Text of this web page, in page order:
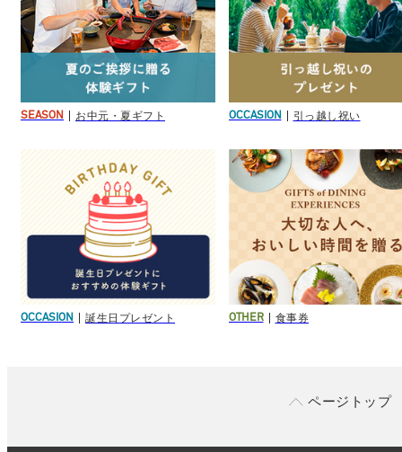
SEASON お中元・夏ギフト OCCASION 引っ越し祝い
OCCASION 誕生日プレゼント OTHER 食事券
ページトップ